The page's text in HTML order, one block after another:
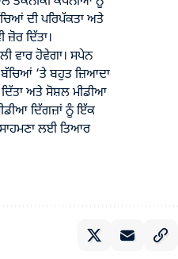
ਦੀ ਪਰਿਪੱਕਤਾ ਅਤੇ
ਦਿੱਤਾ।
ਵਾਰ ਹੋਵੇਗਾ। ਸਪੇਨ
ਬੱਚਿਆਂ ‘ਤੇ ਬਹੁਤ ਜ਼ਿਆਦਾ
ਅਤੇ ਸੋਸ਼ਲ ਮੀਡੀਆ
ਦਿੱਗਜ਼ਾਂ ਨੂੰ ਇੱਕ
ਲਈ ਤਿਆਰ